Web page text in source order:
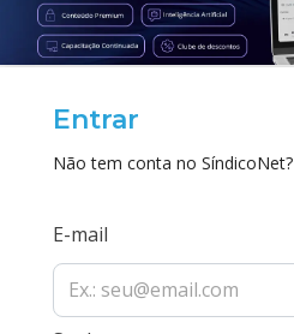
Entrar
Não tem conta no SíndicoNet?
E-mail